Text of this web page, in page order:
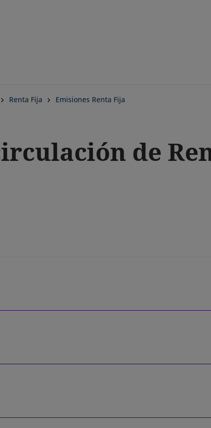
Renta Fija Emisiones Renta Fija
de